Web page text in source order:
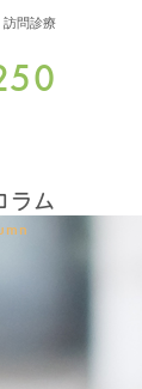
訪問診療
ラム